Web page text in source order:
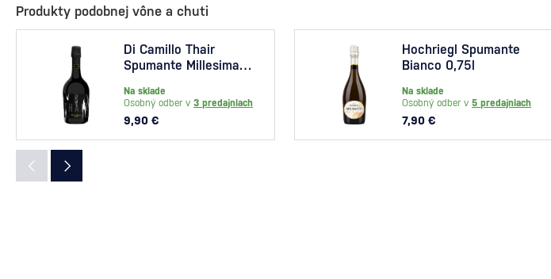
Produkty podobnej vône a chuti
Di Camillo Thair
Spumante Millesimato
Na sklade
Osobný odber v 3 predajniach
9,90 €
Hochriegl Spumante
Bianco 0,75l
Na sklade
Osobný odber v 5 predajniach
7,90 €